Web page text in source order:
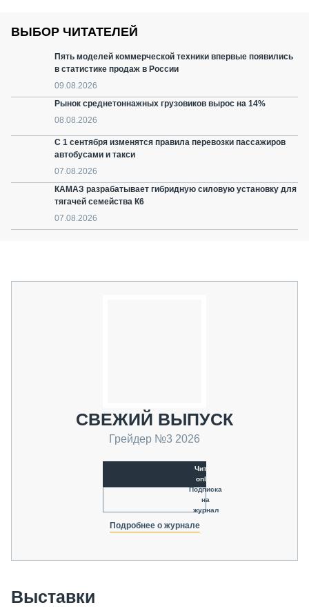
ВЫБОР ЧИТАТЕЛЕЙ
Пять моделей коммерческой техники впервые появились
в статистике продаж в России
09.08.2026
Рынок среднетоннажных грузовиков вырос на 14%
08.08.2026
С 1 сентября изменятся правила перевозки пассажиров
автобусами и такси
07.08.2026
КАМАЗ разрабатывает гибридную силовую установку для
тягачей семейства К6
07.08.2026
СВЕЖИЙ ВЫПУСК
Грейдер №3 2026
Читать
online
Подписка
на
журнал
Подробнее о журнале
Выставки